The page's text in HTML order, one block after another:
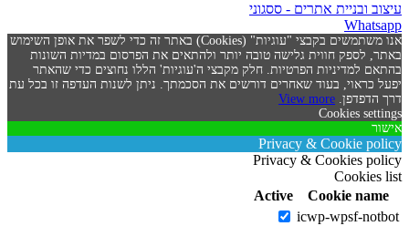
עיצוב ובניית אתרים - ססגוני
Whatsapp
אנו משתמשים בקבצי "עוגיות" (Cookies) באתר זה כדי לשפר את אופן השימוש
באתר, לספק חווית גלישה טובה יותר ולהתאים את הפרסום במדיות השונות
בהתאם למדיניות הפרטיות. חלק מקבצי ה'עוגיות' הללו נחוצים כדי שהאתר
יפעל כראוי, בעוד שאחרים דורשים את הסכמתך. ניתן לשנות העדפה זו בכל עת
דרך הדפדפן. View more
Cookies settings
אישור
Privacy & Cookie policy
Privacy & Cookies policy
Cookies list
Cookie name
Active
icwp-wpsf-notbot